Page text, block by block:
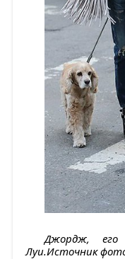
Джордж,
Луи.Источник